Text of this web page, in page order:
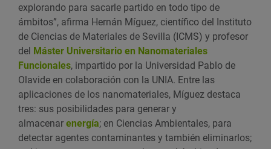
explorando para sacarle partido en todo tipo de
ámbitos”, afirma Hernán Míguez, científico del Instituto
de Ciencias de Materiales de Sevilla (ICMS) y profesor
del Máster Universitario en Nanomateriales
Funcionales, impartido por la Universidad Pablo de
Olavide en colaboración con la UNIA. Entre las
aplicaciones de los nanomateriales, Míguez destaca
tres: sus posibilidades para generar y
almacenar energía; en Ciencias Ambientales, para
detectar agentes contaminantes y también eliminarlos;